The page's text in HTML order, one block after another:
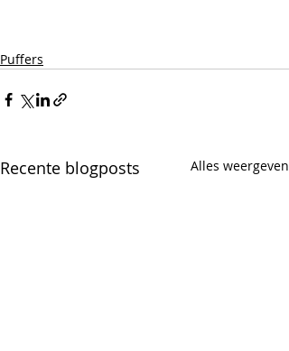
Puffers
Recente blogposts Alles weergeven